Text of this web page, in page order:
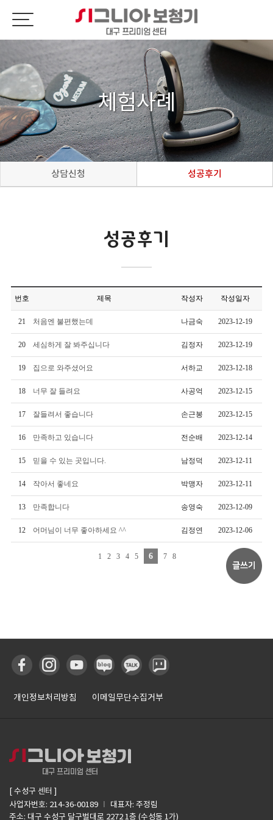
체험사례
상담신청 성공후기
성공후기
번호 제목 작성자 작성일자
21 처음엔 불편했는데 나금숙 2023-12-19
20 세심하게 잘 봐주십니다 김정자 2023-12-19
19 집으로 와주셨어요 서하교 2023-12-18
18 너무 잘 들려요 사공억 2023-12-15
17 잘들려서 좋습니다 손근봉 2023-12-15
16 만족하고 있습니다 전순배 2023-12-14
15 믿을 수 있는 곳입니다. 남정덕 2023-12-11
14 작아서 좋네요 박맹자 2023-12-11
13 만족합니다 송영숙 2023-12-09
12 어머님이 너무 좋아하세요 ^^ 김정연 2023-12-06
1 2 3 4 5 6 7 8
개인정보처리방침 이메일무단수집거부
[ 수성구 센터 ]
사업자번호: 214-36-00189 I 대표자: 주정림
주소: 대구 수성구 달구벌대로 2272 1층 (수성동 1가)